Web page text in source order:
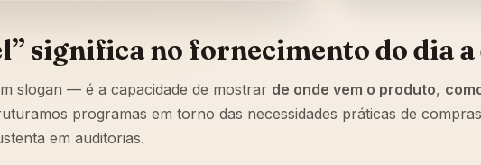
significa no fornecimento do dia
slogan — é a capacidade de mostrar de onde vem o produto,
programas em torno das necessidades práticas de
em auditorias.